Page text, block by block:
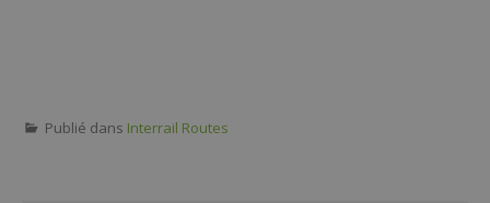
Publié dans Interrail Routes